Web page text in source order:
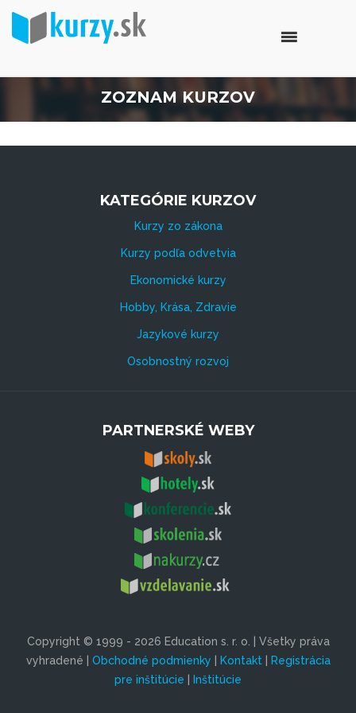
ZOZNAM KURZOV
KATEGÓRIE KURZOV
Kurzy zo zákona
Kurzy podľa odvetvia
Ekonomické kurzy
Hobby, Krása, Zdravie
Jazykové kurzy
Osobnostný rozvoj
PARTNERSKÉ WEBY
Copyright © 1999 - 2026 Education s. r. o. | Všetky práva
vyhradené | Obchodné podmienky Kontakt|
Registrácia
pre inštitúcie
Inštitúcie